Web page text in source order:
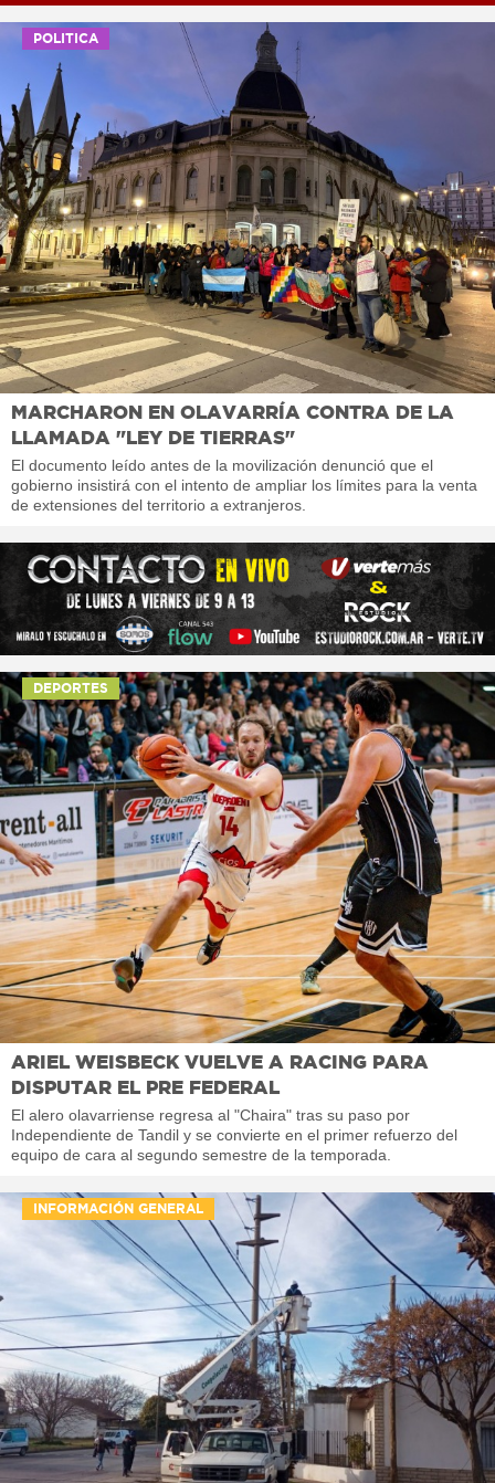
POLITICA
MARCHARON EN OLAVARRÍA CONTRA DE LA
LLAMADA "LEY DE TIERRAS"
El documento leído antes de la movilización denunció que el
gobierno insistirá con el intento de ampliar los límites para la venta
de extensiones del territorio a extranjeros.
DEPORTES
ARIEL WEISBECK VUELVE A RACING PARA
DISPUTAR EL PRE FEDERAL
El alero olavarriense regresa al "Chaira" tras su paso por
Independiente de Tandil y se convierte en el primer refuerzo del
equipo de cara al segundo semestre de la temporada.
INFORMACIÓN GENERAL